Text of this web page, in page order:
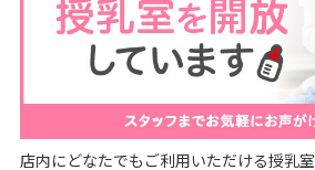
店内にどなたでもご利用いただける授乳